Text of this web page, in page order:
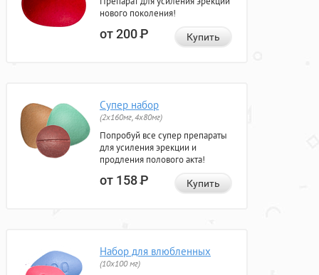
нового поколения!
от 200Р Купить
Супер набор
(2х160мг, 4х80мг)
Попробуй все супер препараты
для усиления эрекции и
продления полового акта!
от 158Р Купить
Набор для влюбленных
(10х100 мг)